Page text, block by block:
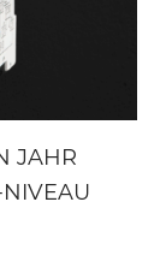
JAHR